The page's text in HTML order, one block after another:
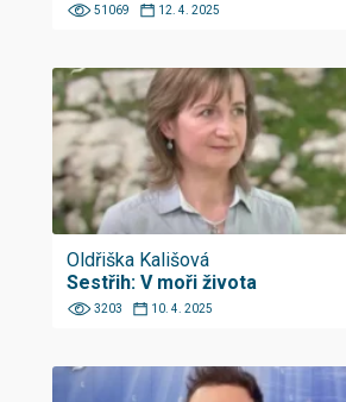
51069 12. 4. 2025
Oldřiška Kališová
Sestřih: V moři života
3203 10. 4. 2025